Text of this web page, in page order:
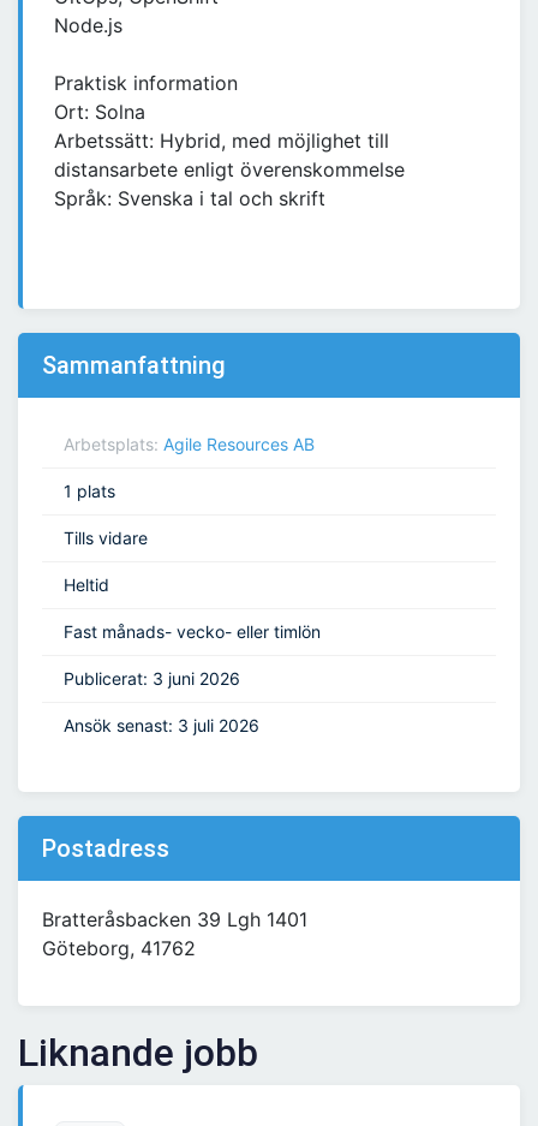
Node.js
Praktisk information
Ort: Solna
Arbetssätt: Hybrid, med möjlighet till
distansarbete enligt överenskommelse
Språk: Svenska i tal och skrift
Sammanfattning
Arbetsplats: Agile Resources AB
1 plats
Tills vidare
Heltid
Fast månads- vecko- eller timlön
Publicerat: 3 juni 2026
Ansök senast: 3 juli 2026
Postadress
Bratteråsbacken 39 Lgh 1401
Göteborg, 41762
Liknande jobb